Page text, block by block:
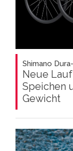
Shimano
Neue
Speichen
Gewicht